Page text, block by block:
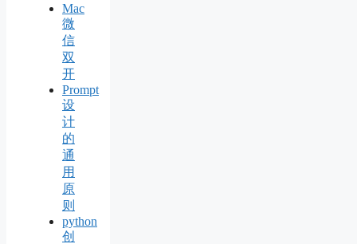
Mac
微
信
双
开
Prompt
设
计
的
通
用
原
则
python
创